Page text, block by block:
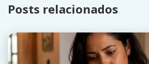
Posts relacionados